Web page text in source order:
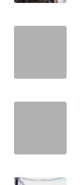
SULBAR
WN
BENGKULU